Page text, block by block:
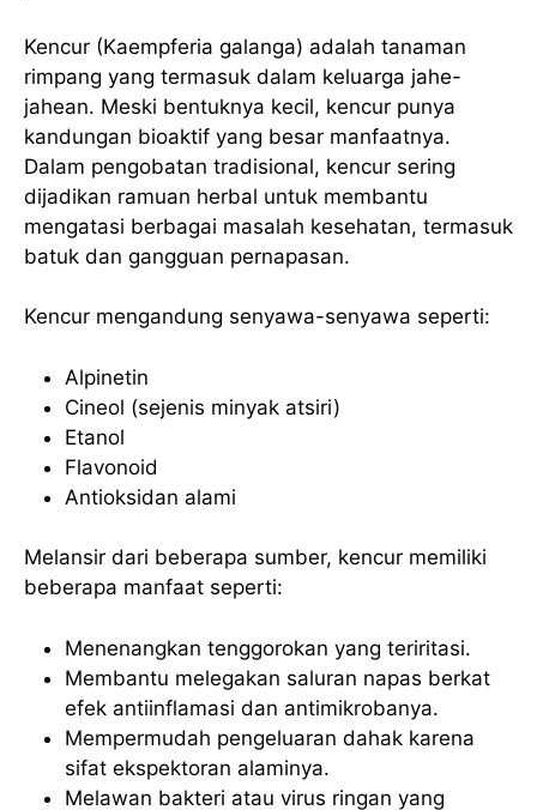
Kencur (Kaempferia galanga) adalah tanaman
rimpang yang termasuk dalam keluarga jahe-
jahean. Meski bentuknya kecil, kencur punya
kandungan bioaktif yang besar manfaatnya.
Dalam pengobatan tradisional, kencur sering
dijadikan ramuan herbal untuk membantu
mengatasi berbagai masalah kesehatan, termasuk
batuk dan gangguan pernapasan.
Kencur mengandung senyawa-senyawa seperti:
Alpinetin
Cineol (sejenis minyak atsiri)
Etanol
Flavonoid
Antioksidan alami
Melansir dari beberapa sumber, kencur memiliki
beberapa manfaat seperti:
Menenangkan tenggorokan yang teriritasi.
Membantu melegakan saluran napas berkat
efek antiinflamasi dan antimikrobanya.
Mempermudah pengeluaran dahak karena
sifat ekspektoran alaminya.
Melawan bakteri atau virus ringan yang